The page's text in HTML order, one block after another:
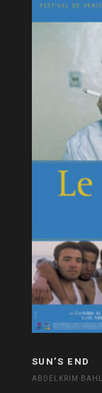
SUN’S END
ABDELKRIM